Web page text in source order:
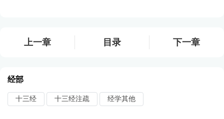
上一章 目录 下一章
经部
十三经 十三经注疏 经学其他